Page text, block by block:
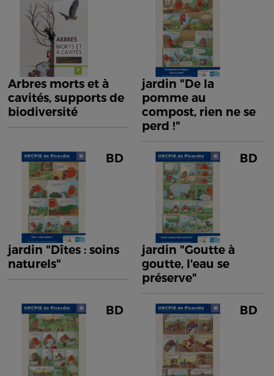
Arbres morts et à
cavités, supports de
biodiversité
jardin "De la
pomme au
compost, rien ne se
perd !"
BD
jardin "Dîtes : soins
naturels"
BD
jardin "Goutte à
goutte, l'eau se
préserve"
BD BD